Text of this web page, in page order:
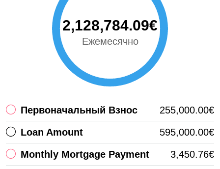
2,128,784.09€
Ежемесячно
Первоначальный Взнос 255,000.00€
Loan Amount 595,000.00€
Monthly Mortgage Payment 3,450.76€